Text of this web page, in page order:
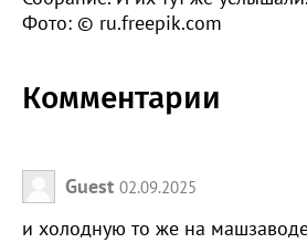
Фото: © ru.freepik.com
Комментарии
Guest 02.09.2025
и холодную то же на